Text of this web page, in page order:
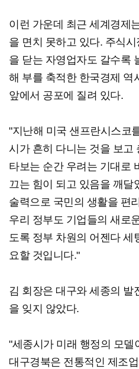
이런 가운데 최근 세계경제
을 면치 못하고 있다. 주식
을 닫는 자영업자도 갈수록
해 부를 축적한 한국경제 역
앞에서 공포에 질려 있다.
"지난해 미국 샌프란시스코
시가 흔히 다니는 것을 보고
타보는 순간 우려는 기대로
끄는 힘이 되고 있음을 깨달
술력으로 국민의 생활을 편
우리 정부도 기업들의 새로
도록 정부 차원의 어젠다 세
요할 것입니다."
김 회장은 대구와 세종의 발
을 잊지 않았다.
"세종시가 미래 행정의 모델
대구경북은 전통적인 제조